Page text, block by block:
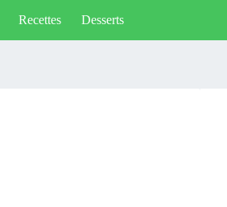
Recettes Desserts